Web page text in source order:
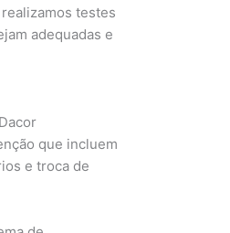
testes
adequadas e
que incluem
e troca de